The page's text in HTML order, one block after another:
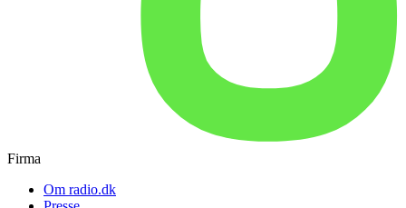
Firma
Om radio.dk